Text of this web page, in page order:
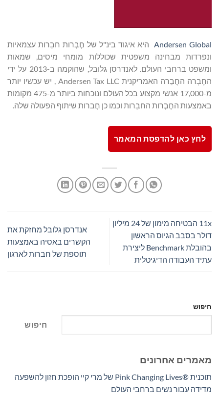
Andersen Global היא איגוד בינ"ל של חֶבְרות חבֵרות עצמאיות
ונפרדות מבחינה משפטית שכוללות מומחי מיסים, שמאות
ומשפט ברחבי העולם. לאנדרסן גלובל, שהוקמה ב-2013 על ידי
החֶבְרה החֲבֵרה האמריקנית Andersen Tax LLC , יש עכשיו יותר
מ-17,000 אנשי מקצוע בכל העולם ונוכחות ביותר מ-475 מקומות
באמצעות החֶבְרות החבֵרות וכמו כן חֶברות שיתוף הפעולה שלה.
לחץ כאן להדפסת המאמר
11x הבטיחה מימון של 24 מיליון
דולר בסבב הגיוס הראשון
בהובלת Benchmark ליצירת
עתיד העבודה הדיגיטלית
אנדרסן גלובל מחזקת את
הקשרים באסיה באמצעות
תוספת של חברות לארגון
חיפוש
חיפוש
מאמרים אחרונים
תוכנית Pink Changing Lives®‎ של מרי קיי הופכת חזון להשפעה
מדידה עבור נשים ברחבי העולם